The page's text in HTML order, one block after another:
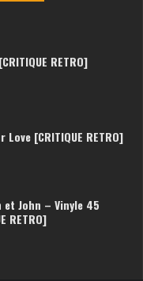
RETRO]
[CRITIQUE RETRO]
et John – Vinyle 45
RETRO]